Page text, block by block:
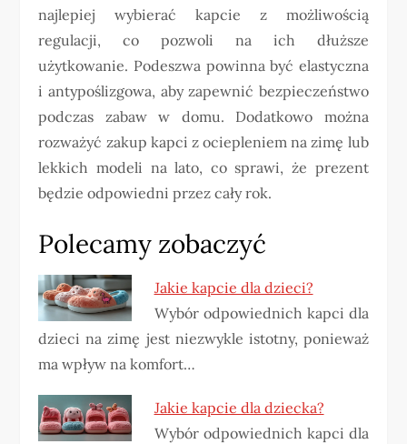
najlepiej wybierać kapcie z możliwością
regulacji, co pozwoli na ich dłuższe
użytkowanie. Podeszwa powinna być elastyczna
i antypoślizgowa, aby zapewnić bezpieczeństwo
podczas zabaw w domu. Dodatkowo można
rozważyć zakup kapci z ociepleniem na zimę lub
lekkich modeli na lato, co sprawi, że prezent
będzie odpowiedni przez cały rok.
Polecamy zobaczyć
Jakie kapcie dla dzieci?
Wybór odpowiednich kapci dla
dzieci na zimę jest niezwykle istotny, ponieważ
ma wpływ na komfort…
Jakie kapcie dla dziecka?
Wybór odpowiednich kapci dla